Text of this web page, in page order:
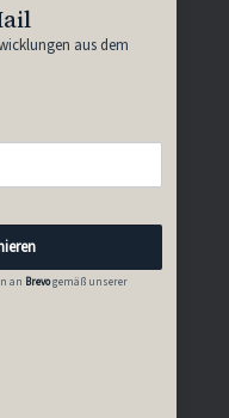
aus dem
an Brevogemäß unserer